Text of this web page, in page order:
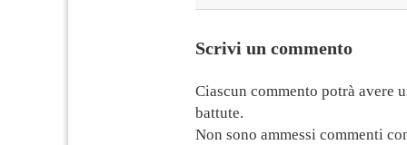
Scrivi un commento
Ciascun commento potrà avere
battute.
Non sono ammessi commenti